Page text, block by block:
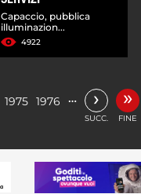
Capaccio, pubblica
illuminazion...
4922
1975 1976 … ›
SUCC.
»
FINE